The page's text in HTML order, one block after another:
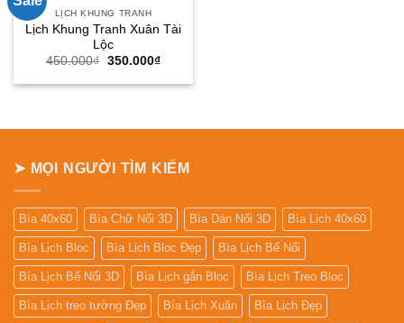
LỊCH KHUNG TRANH
Lịch Khung Tranh Xuân Tài
Lộc
450.000₫ Giá
là:
350.000₫Giá
tại
➤ MỌI NGƯỜI TÌM KIẾM
Bìa 40x60 Bìa Chữ Nổi 3D Bìa Dán Nổi 3D Bìa Lịch 40x60
Bìa Lịch Bloc Bìa Lịch Bloc Đẹp Bìa Lịch Bế Nổi
Bìa Lịch Bế Nổi 3D Bìa Lịch gắn Bloc Bìa Lịch Treo Bloc
Bìa Lịch treo tường Đẹp Bìa Lịch Xuân Bìa Lịch Đẹp